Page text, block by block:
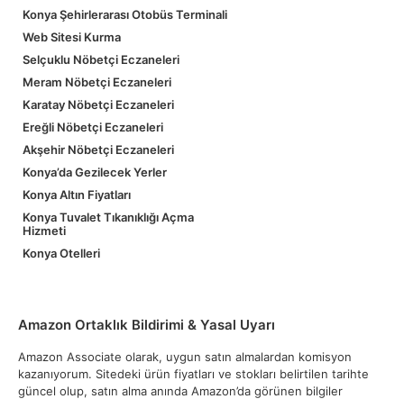
Konya Şehirlerarası Otobüs Terminali
Web Sitesi Kurma
Selçuklu Nöbetçi Eczaneleri
Meram Nöbetçi Eczaneleri
Karatay Nöbetçi Eczaneleri
Ereğli Nöbetçi Eczaneleri
Akşehir Nöbetçi Eczaneleri
Konya’da Gezilecek Yerler
Konya Altın Fiyatları
Konya Tuvalet Tıkanıklığı Açma
Hizmeti
Konya Otelleri
Amazon Ortaklık Bildirimi & Yasal Uyarı
Amazon Associate olarak, uygun satın almalardan komisyon
kazanıyorum. Sitedeki ürün fiyatları ve stokları belirtilen tarihte
güncel olup, satın alma anında Amazon’da görünen bilgiler